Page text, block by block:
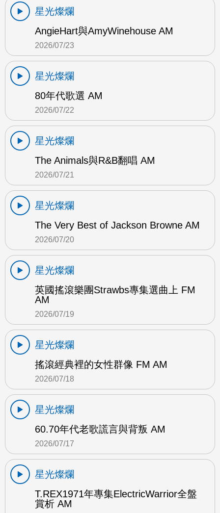
星光燦爛
AngieHart與AmyWinehouse AM
2026/07/23
星光燦爛
80年代歌選 AM
2026/07/22
星光燦爛
The Animals與R&B翻唱 AM
2026/07/21
星光燦爛
The Very Best of Jackson Browne AM
2026/07/20
星光燦爛
英國搖滾樂團Strawbs專集選曲上 FM
AM
2026/07/19
星光燦爛
搖滾經典裡的女性群像 FM AM
2026/07/18
星光燦爛
60.70年代老歌謊言與背叛 AM
2026/07/17
星光燦爛
T.REX1971年專集ElectricWarrior全盤
賞析 AM